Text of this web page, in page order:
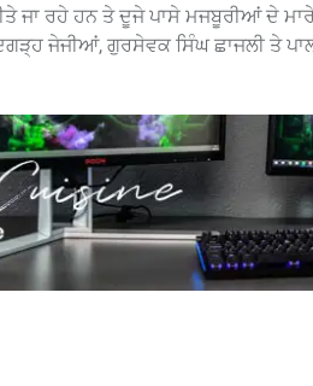
ਜਾ ਰਹੇ ਹਨ ਤੇ ਦੂਜੇ ਪਾਸੇ ਮਜਬੂਰੀਆਂ ਦੇ
ਜੇਜੀਆਂ, ਗੁਰਸੇਵਕ ਸਿੰਘ ਛਾਜਲੀ ਤੇ